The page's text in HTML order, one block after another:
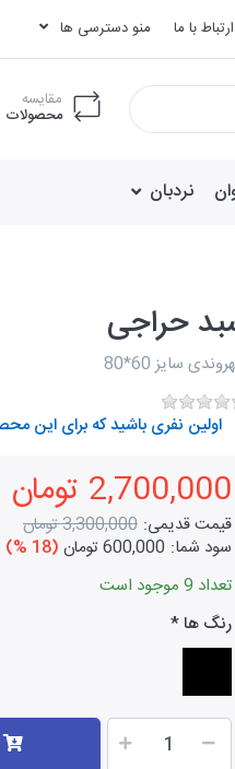
ارتباط با ما منو دسترسی ها
مقایسه
محصولات
نردبان
حراجی
سایز 60*80
اولین نفری باشید که برای این
2,700,000 تومان
قیمت قدیمی: 3,300,000 تومان
سود شما: 600,000 تومان
(18 %)
تعداد 9 موجود است
رنگ ها